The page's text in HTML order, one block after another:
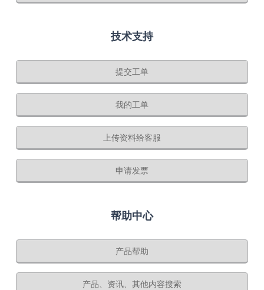
技术支持
提交工单
我的工单
上传资料给客服
申请发票
帮助中心
产品帮助
产品、资讯、其他内容搜索